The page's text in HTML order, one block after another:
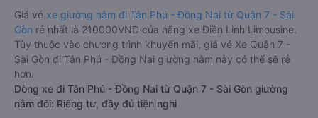
Giá vé xe giường nằm đi Tân Phú - Đồng Nai từ Quận 7 - Sài
Gòn rẻ nhất là 210000VND của hãng xe Điền Linh Limousine.
Tùy thuộc vào chương trình khuyến mãi, giá vé Xe Quận 7 -
Sài Gòn đi Tân Phú - Đồng Nai giường nằm này có thể sẽ rẻ
hơn.
Dòng xe đi Tân Phú - Đồng Nai từ Quận 7 - Sài Gòn giường
nằm đôi: Riêng tư, đầy đủ tiện nghi